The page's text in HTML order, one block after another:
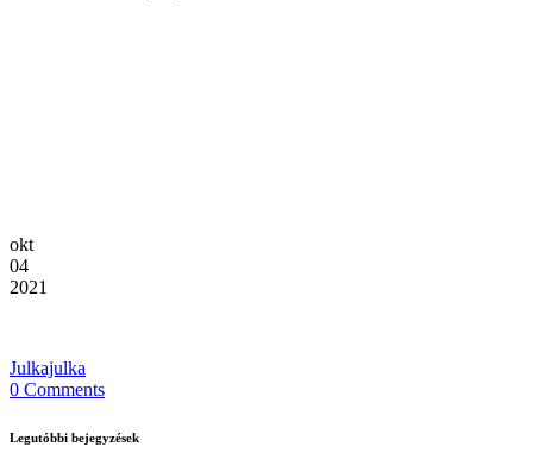
okt
04
2021
Julkajulka
0 Comments
Legutóbbi bejegyzések